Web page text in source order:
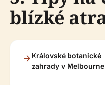
blízké
Královské botanické
zahrady v